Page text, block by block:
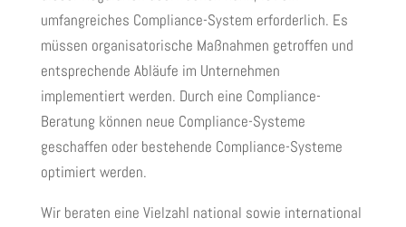
umfangreiches Compliance-System erforderlich. Es
müssen organisatorische Maßnahmen getroffen und
entsprechende Abläufe im Unternehmen
implementiert werden. Durch eine Compliance-
Beratung können neue Compliance-Systeme
geschaffen oder bestehende Compliance-Systeme
optimiert werden.
Wir beraten eine Vielzahl national sowie international